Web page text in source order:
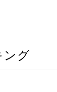
ング